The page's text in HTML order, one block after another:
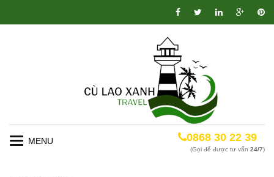
Toggle
0868 30 22 39
(Gọi để được tư vấn 24/7)